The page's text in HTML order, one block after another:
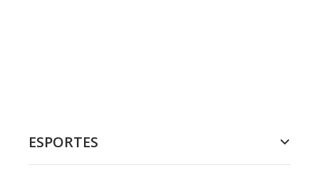
ESPORTES